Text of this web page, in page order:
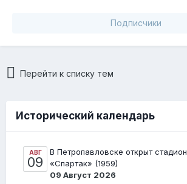
Подписчики
Перейти к списку тем
Исторический календарь
АВГ
09
В Петропавловске открыт стадион
«Спартак» (1959)
09 Август 2026